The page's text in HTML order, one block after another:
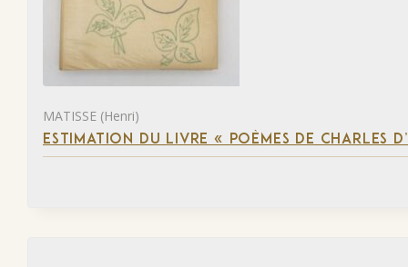
MATISSE (Henri)
ESTIMATION DU LIVRE « POÈMES DE CHARLES